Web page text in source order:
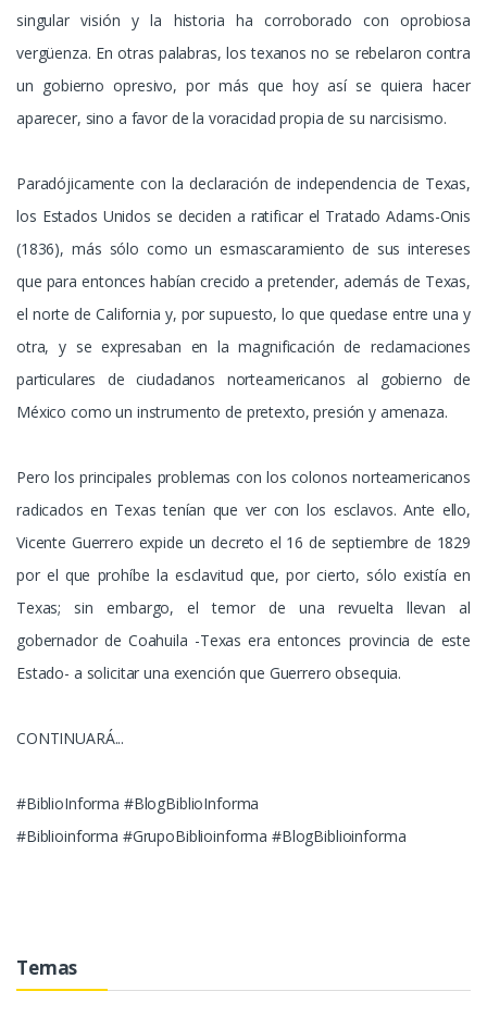
singular visión y la historia ha corroborado con oprobiosa
vergüenza. En otras palabras, los texanos no se rebelaron contra
un gobierno opresivo, por más que hoy así se quiera hacer
aparecer, sino a favor de la voracidad propia de su narcisismo.
Paradójicamente con la declaración de independencia de Texas,
los Estados Unidos se deciden a ratificar el Tratado Adams-Onis
(1836), más sólo como un esmascaramiento de sus intereses
que para entonces habían crecido a pretender, además de Texas,
el norte de California y, por supuesto, lo que quedase entre una y
otra, y se expresaban en la magnificación de reclamaciones
particulares de ciudadanos norteamericanos al gobierno de
México como un instrumento de pretexto, presión y amenaza.
Pero los principales problemas con los colonos norteamericanos
radicados en Texas tenían que ver con los esclavos. Ante ello,
Vicente Guerrero expide un decreto el 16 de septiembre de 1829
por el que prohíbe la esclavitud que, por cierto, sólo existía en
Texas; sin embargo, el temor de una revuelta llevan al
gobernador de Coahuila -Texas era entonces provincia de este
Estado- a solicitar una exención que Guerrero obsequia.
CONTINUARÁ...
#BiblioInforma #BlogBiblioInforma
#Biblioinforma #GrupoBiblioinforma #BlogBiblioinforma
Temas